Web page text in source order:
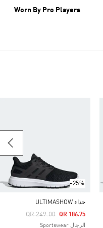
Worn By Pro Players
-25%
حذاء ULTIMASHOW
Price Reduced From
QR 249.00
To QR 186.75
الرجال Sportswear